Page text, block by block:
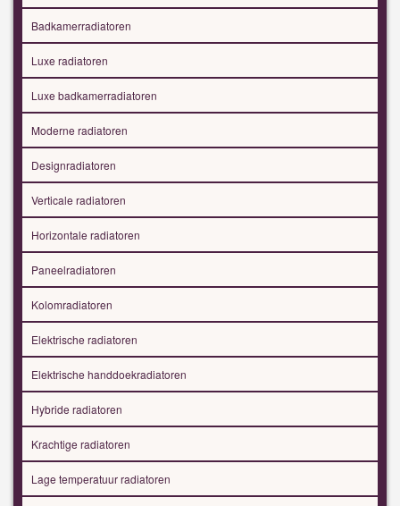
Badkamerradiatoren
Luxe radiatoren
Luxe badkamerradiatoren
Moderne radiatoren
Designradiatoren
Verticale radiatoren
Horizontale radiatoren
Paneelradiatoren
Kolomradiatoren
Elektrische radiatoren
Elektrische handdoekradiatoren
Hybride radiatoren
Krachtige radiatoren
Lage temperatuur radiatoren